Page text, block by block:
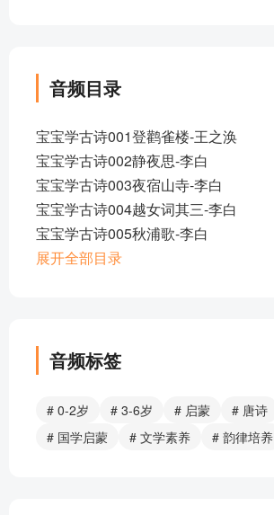
音频目录
宝宝学古诗001登鹳雀楼-王之涣
宝宝学古诗002静夜思-李白
宝宝学古诗003夜宿山寺-李白
宝宝学古诗004越女词其三-李白
宝宝学古诗005秋浦歌-李白
宝宝学古诗006独坐敬亭山-李白
宝宝学古诗010马诗其五-李贺
宝宝学古诗011于易水送别-骆宾王mp3
宝宝学古诗012风-李峤
宝宝学古诗013中秋月-李峤
展开全部目录
音频标签
# 0-2岁 # 3-6岁 # 启蒙 # 唐诗
# 国学启蒙
# 文学素养 # 韵律培养